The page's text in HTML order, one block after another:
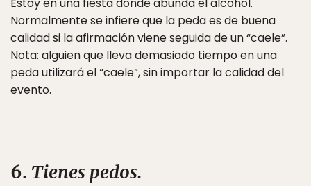
Normalmente se infiere que la peda es de buena
calidad si la afirmación viene seguida de un “caele”.
Nota: alguien que lleva demasiado tiempo en una
peda utilizará el “caele”, sin importar la calidad del
evento.
6. Tienes pedos.